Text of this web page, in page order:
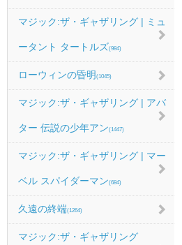
マジック:ザ・ギャザリング | ミュ
ータント タートルズ(984)
ローウィンの昏明 (1045)
マジック:ザ・ギャザリング | アバ
ター 伝説の少年アン(1447)
マジック:ザ・ギャザリング | マー
ベル スパイダーマン(684)
久遠の終端(1264)
マジック:ザ・ギャザリング